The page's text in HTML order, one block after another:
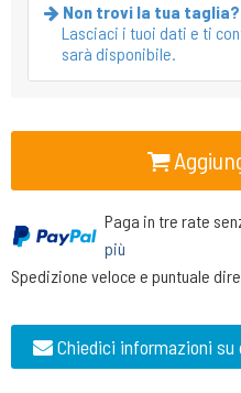
Non trovi la tua taglia?
Lasciaci i tuoi dati e ti
sarà disponibile.
Paga in tre rate
più
Spedizione veloce e puntuale
Chiedici informazioni